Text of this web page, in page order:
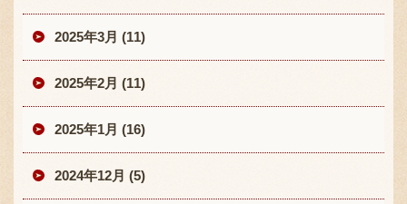
2025年3月 (11)
2025年2月 (11)
2025年1月 (16)
2024年12月 (5)